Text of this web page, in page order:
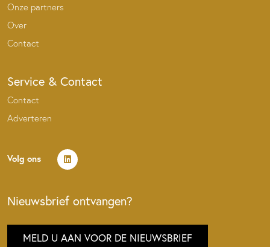
Onze partners
Over
Contact
Service & Contact
Contact
Adverteren
Volg ons
Nieuwsbrief ontvangen?
MELD U AAN VOOR DE NIEUWSBRIEF